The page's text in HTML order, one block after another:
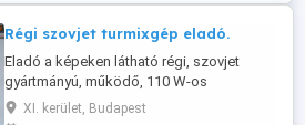
Régi szovjet turmixgép eladó.
Eladó a képeken látható régi, szovjet
gyártmányú, működő, 110 W-os
turmixgép, főleg gyűjtőknek, vagy
dekorációnak. Személyes átvétellel a 11.
XI. kerület, Budapest